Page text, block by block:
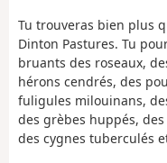
Tu trouveras bien plus
Dinton Pastures. Tu
bruants des roseaux,
hérons cendrés, des
fuligules milouinans,
des grèbes huppés,
des cygnes tuberculés